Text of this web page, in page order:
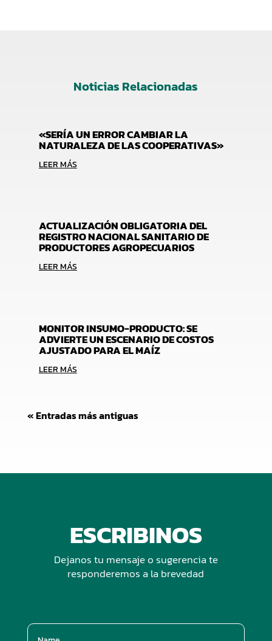
Noticias Relacionadas
«SERÍA UN ERROR CAMBIAR LA
NATURALEZA DE LAS COOPERATIVAS»
LEER MÁS
ACTUALIZACIÓN OBLIGATORIA DEL
REGISTRO NACIONAL SANITARIO DE
PRODUCTORES AGROPECUARIOS
LEER MÁS
MONITOR INSUMO-PRODUCTO: SE
ADVIERTE UN ESCENARIO DE COSTOS
AJUSTADO PARA EL MAÍZ
LEER MÁS
« Entradas más antiguas
ESCRIBINOS
Dejanos tu mensaje o sugerencia te
responderemos a la brevedad